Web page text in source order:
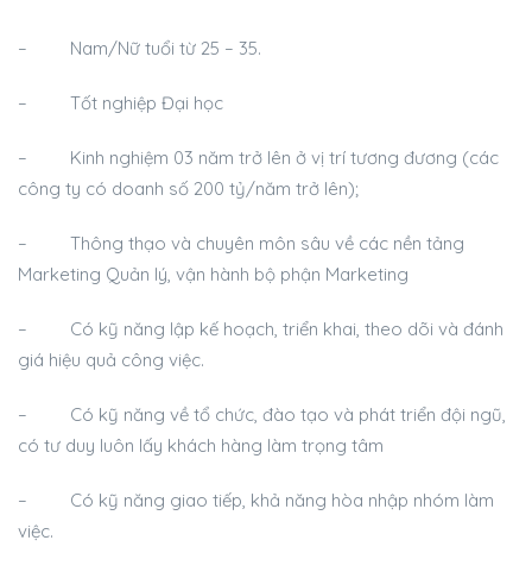
– Nam/Nữ tuổi từ 25 – 35.
– Tốt nghiệp Đại học
– Kinh nghiệm 03 năm trở lên ở vị trí tương đương (các
công ty có doanh số 200 tỷ/năm trở lên);
– Thông thạo và chuyên môn sâu về các nền tảng
Marketing Quản lý, vận hành bộ phận Marketing
– Có kỹ năng lập kế hoạch, triển khai, theo dõi và đánh
giá hiệu quả công việc.
– Có kỹ năng về tổ chức, đào tạo và phát triển đội ngũ,
có tư duy luôn lấy khách hàng làm trọng tâm
– Có kỹ năng giao tiếp, khả năng hòa nhập nhóm làm
việc.